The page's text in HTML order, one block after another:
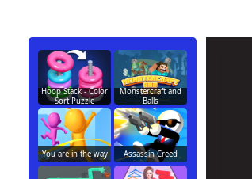
Hoop Stack - Color
Sort Puzzle
Monstercraft and
Balls
You are in the way Assassin Creed